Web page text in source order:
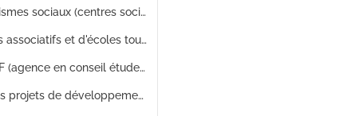
Contrat de ville.- actions d'organismes sociaux (centres sociaux de quartiers, CAF, CCAS) quartiers Montrapon, Acacias, Fontaine-Ecu, Saint-Claude, Palente et Clairs-Soleils, accompagnement social et administratif pour l'intégration des immigrés et de leurs enfants, assistance aux enfants en échec scolaire, banque alimentaire : comptes rendus, correspondance, organigrammes, article de presse
Contrat de ville.- suivis de projets associatifs et d'écoles tous quartiers, animations et manifestations, crédits de État accordée à la ville, demande de subventions : correspondance, conventions, arrêtés préfectoraux, comptes rendus d'activités avec pièces justificatives
Contrat de ville.- étude de l'ACEIF (agence en conseil étude information et formation) pour les projets en direction des publics défavorisés dans les quartiers Palente, Planoise, Montrapon, Clairs-Soleils et Brulard, plan d'hygiène et de santé, dispositif d'aide individuelle aux loisirs par l'échange, travail de cinéma d'animation : demandes de subventions, bilans d'activité, correspondance, bilans financiers, rapport de synthèse
Contrat de ville.- financement des projets de développement et d'insertion des immigrés par le FAS (fond d'action sociale) dans les quartiers (Montrapon/Fontaine-Ecu, Grette/Brulard,Clairs-Soleils, Rosemont/Saint-Ferjeux, Palente/Orchamps), cours d'alphabétisation, activités et formations musicales et sportives : attestations de réalisation, attestation de recettes, budgets prévisionnels, correspondance, ordres de remboursement, avis d'instances académiques